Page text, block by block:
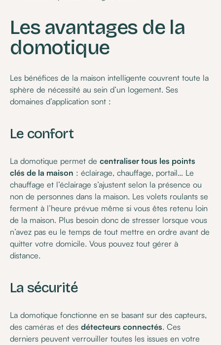
Les avantages de la
domotique
Les bénéfices de la maison intelligente couvrent toute la
sphère de nécessité au sein d’un logement. Ses
domaines d’application sont :
Le confort
La domotique permet decentraliser tous les points
clés de la maison : éclairage, chauffage, portail… Le
chauffage et l’éclairage s’ajustent selon la présence ou
non de personnes dans la maison. Les volets roulants se
ferment à l’heure prévue même si vous êtes retenu loin
de la maison. Plus besoin donc de stresser lorsque vous
n’avez pas eu le temps de tout mettre en ordre avant de
quitter votre domicile. Vous pouvez tout gérer à
distance.
La sécurité
La domotique fonctionne en se basant sur des capteurs,
des caméras et desdétecteurs connectés. Ces
derniers peuvent verrouiller toutes les issues en votre